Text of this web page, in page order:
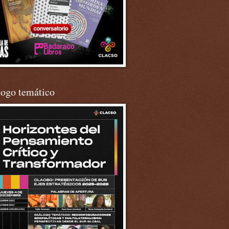
temático